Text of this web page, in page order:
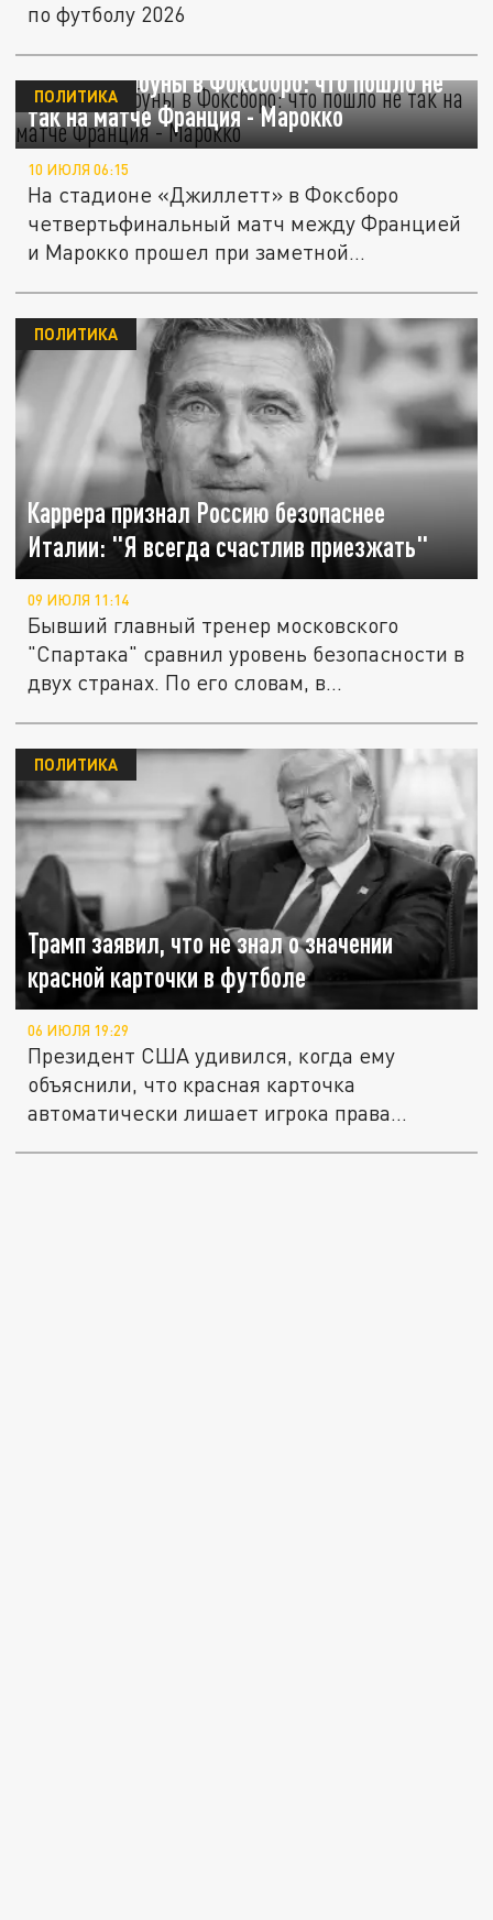
по футболу 2026
Пустые трибуны в Фоксборо: что пошло не
так на матче Франция - Марокко
ПОЛИТИКА
10 ИЮЛЯ 06:15
На стадионе «Джиллетт» в Фоксборо
четвертьфинальный матч между Францией
и Марокко прошел при заметной
Каррера признал Россию безопаснее
Италии: "Я всегда счастлив приезжать"
ПОЛИТИКА
09 ИЮЛЯ 11:14
Бывший главный тренер московского
"Спартака" сравнил уровень безопасности в
двух странах. По его словам, в...
Трамп заявил, что не знал о значении
красной карточки в футболе
ПОЛИТИКА
06 ИЮЛЯ 19:29
Президент США удивился, когда ему
объяснили, что красная карточка
автоматически лишает игрока права